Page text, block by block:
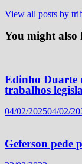
View all posts by
You might also
Edinho Duarte
trabalhos
04/02/202504/02/
Geferson pede